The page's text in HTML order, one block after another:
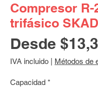
Compresor R-
trifásico
Desde
IVA incluido Métodos de
Capacidad *